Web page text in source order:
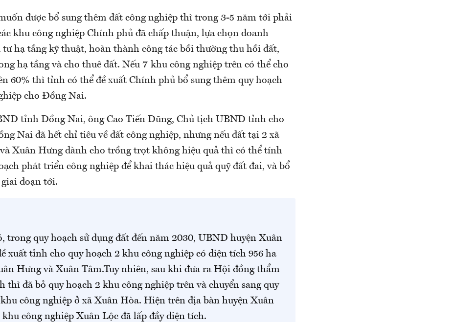
được bổ sung thêm đất công nghiệp thì trong 3-5 năm tới phải
khu công nghiệp Chính phủ đã chấp thuận, lựa chọn doanh
tư hạ tầng kỹ thuật, hoàn thành công tác bồi thường thu hồi đất,
hạ tầng và cho thuê đất. Nếu 7 khu công nghiệp trên có thể cho
60% thì tỉnh có thể đề xuất Chính phủ bổ sung thêm quy hoạch
cho Đồng Nai.
tỉnh Đồng Nai, ông Cao Tiến Dũng, Chủ tịch UBND tỉnh cho
Nai đã hết chỉ tiêu về đất công nghiệp, nhưng nếu đất tại 2 xã
Xuân Hưng dành cho trồng trọt không hiệu quả thì có thể tính
phát triển công nghiệp để khai thác hiệu quả quỹ đất đai, và bổ
đoạn tới.
trong quy hoạch sử dụng đất đến năm 2030, UBND huyện Xuân
xuất tỉnh cho quy hoạch 2 khu công nghiệp có diện tích 956 ha
Hưng và Xuân Tâm.Tuy nhiên, sau khi đưa ra Hội đồng thẩm
thì đã bỏ quy hoạch 2 khu công nghiệp trên và chuyển sang quy
công nghiệp ở xã Xuân Hòa. Hiện trên địa bàn huyện Xuân
khu công nghiệp Xuân Lộc đã lấp đầy diện tích.